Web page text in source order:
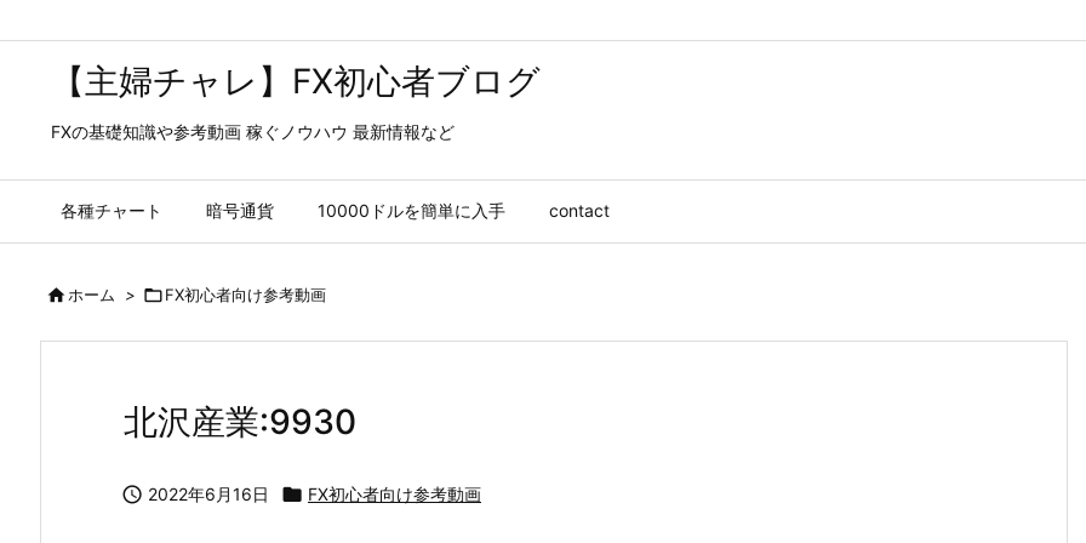
【主婦チャレ】FX初心者ブログ
FXの基礎知識や参考動画 稼ぐノウハウ 最新情報など
各種チャート 暗号通貨 10000ドルを簡単に入手 contact
ホーム > FX初心者向け参考動画
北沢産業:9930
 2022年6月16日  FX初心者向け参考動画